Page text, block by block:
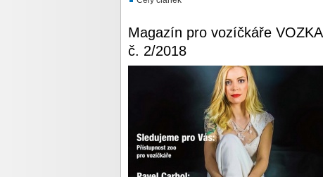
Magazín pro vozíčkáře VOZKA
č. 2/2018